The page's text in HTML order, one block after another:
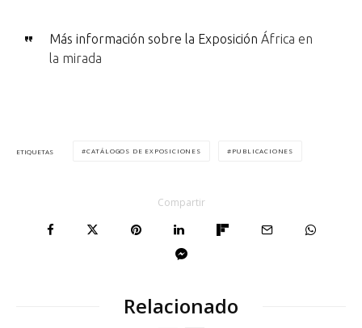
Más información sobre la Exposición África en
la mirada
ETIQUETAS CATÁLOGOS DE EXPOSICIONES PUBLICACIONES
Compartir
Relacionado